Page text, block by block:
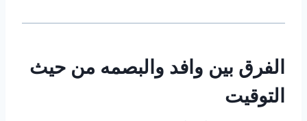
الفرق بين وافد والبصمه من حيث
التوقيت